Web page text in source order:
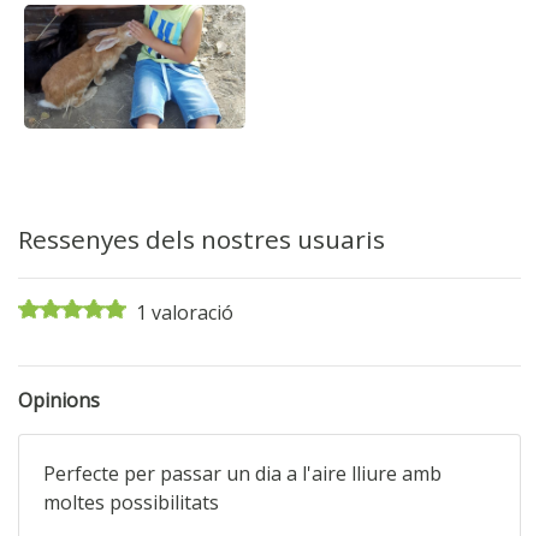
Ressenyes dels nostres usuaris
1 valoració
Opinions
Perfecte per passar un dia a l'aire lliure amb
moltes possibilitats